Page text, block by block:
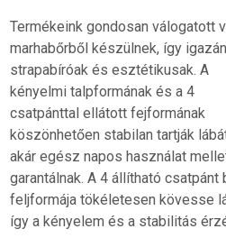
Termékeink gondosan válogatott
marhabőrből készülnek, így igazán
strapabíróak és esztétikusak. A
kényelmi talpformának és a 4
csatpánttal ellátott fejformának
köszönhetően stabilan tartják
akár egész napos használat
garantálnak. A 4 állítható
feljformája tökéletesen kövesse
így a kényelem és a stabilitás